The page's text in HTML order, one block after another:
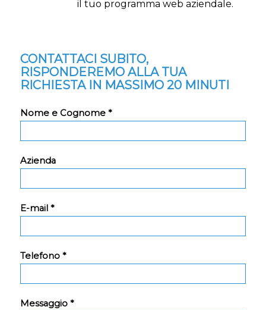
il tuo programma web aziendale.
CONTATTACI SUBITO,
RISPONDEREMO ALLA TUA
RICHIESTA IN MASSIMO 20 MINUTI
Nome e Cognome *
Azienda
E-mail *
Telefono *
Messaggio *